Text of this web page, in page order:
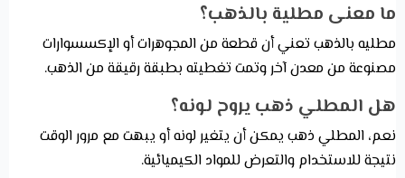
ما معنى مطلية بالذهب؟
مطليه بالذهب تعني أن قطعة من المجوهرات أو الإكسسوارات
مصنوعة من معدن آخر وتمت تغطيته بطبقة رقيقة من الذهب.
هل المطلي ذهب يروح لونه؟
نعم، المطلي ذهب يمكن أن يتغير لونه أو يبهت مع مرور الوقت
نتيجة للاستخدام والتعرض للمواد الكيميائية.